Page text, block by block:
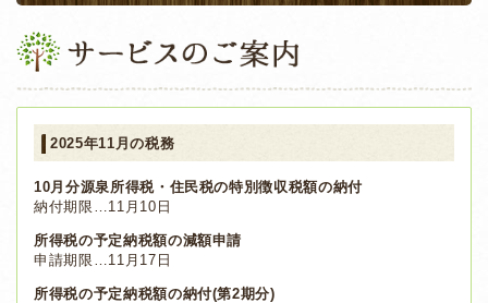
2025年11月の税務
10月分源泉所得税・住民税の特別徴収税額の納付
納付期限…11月10日
所得税の予定納税額の減額申請
申請期限…11月17日
所得税の予定納税額の納付(第2期分)